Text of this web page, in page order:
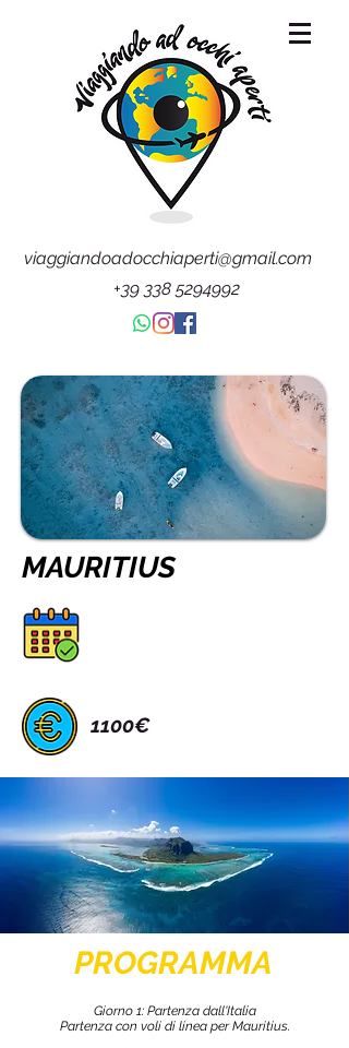
viaggiandoadocchiaperti@gmail.com
+39 338 5294992
MAURITIUS
1100€
PROGRAMMA
Giorno 1: Partenza dall'Italia
Partenza con voli di linea per Mauritius.